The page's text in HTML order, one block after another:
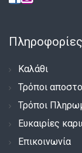
Πληροφορίες
Καλάθι
Τρόποι
Τρόποι
Ευκαιρίες
Επικοινωνία